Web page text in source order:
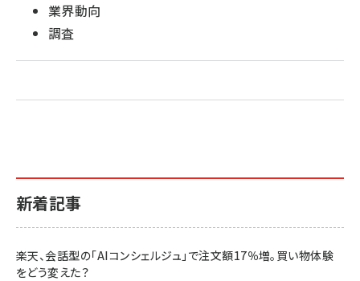
業界動向
調査
新着記事
楽天、会話型の「AIコンシェルジュ」で注文額17％増。買い物体験
をどう変えた？